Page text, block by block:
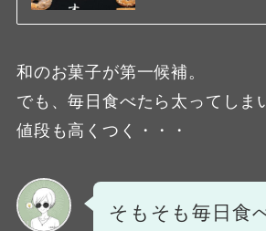
和のお菓子が第一候補。
でも、毎日食べたら太ってしま
値段も高くつく・・・
そもそも毎日食